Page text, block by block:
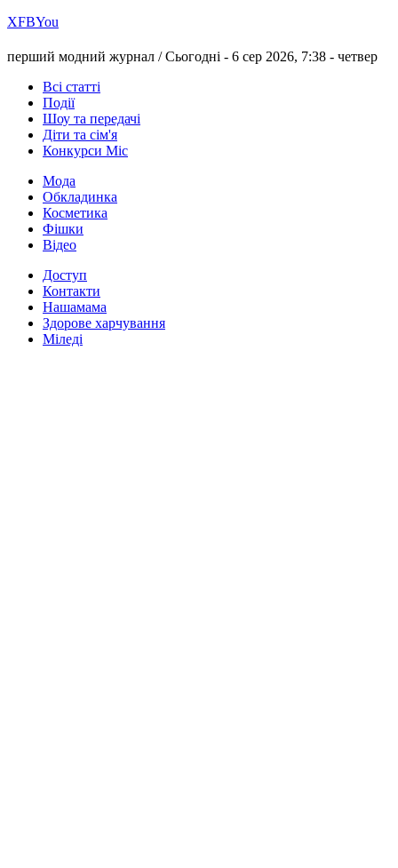
ХFBYou
перший модний журнал /Сьогодні - 6 сер 2026, 7:38 - четвер
Всі статті
Події
Шоу та передачі
Діти та сім'я
Конкурси Міс
Мода
Обкладинка
Косметика
Фішки
Відео
Доступ
Контакти
Нашамама
Здорове харчування
Міледі